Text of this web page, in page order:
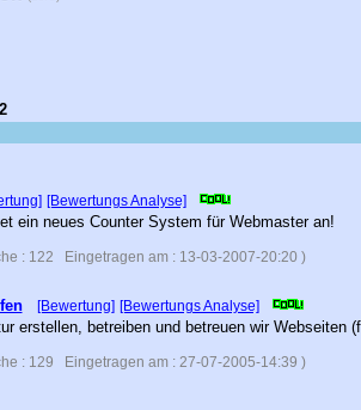
[Bewertungs Analyse]
ein neues Counter System für Webmaster an!
: 122 Eingetragen am : 13-03-2007-20:20 )
[Bewertung] [Bewertungs Analyse]
erstellen, betreiben und betreuen wir
: 129 Eingetragen am : 27-07-2005-14:39 )